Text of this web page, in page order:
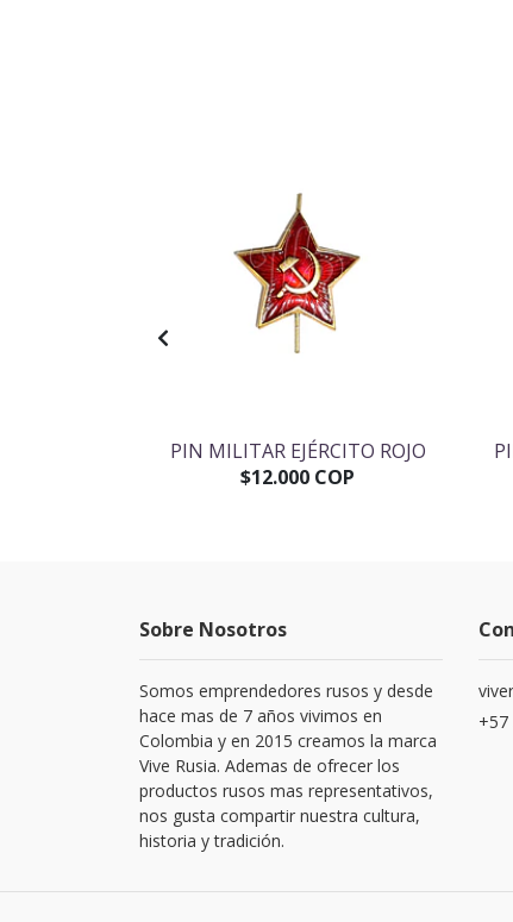
PIN MILITAR EJÉRCITO ROJO
$12.000 COP
Sobre Nosotros
Somos emprendedores rusos y desde
hace mas de 7 años vivimos en
Colombia y en 2015 creamos la marca
Vive Rusia. Ademas de ofrecer los
productos rusos mas representativos,
nos gusta compartir nuestra cultura,
historia y tradición.
+57